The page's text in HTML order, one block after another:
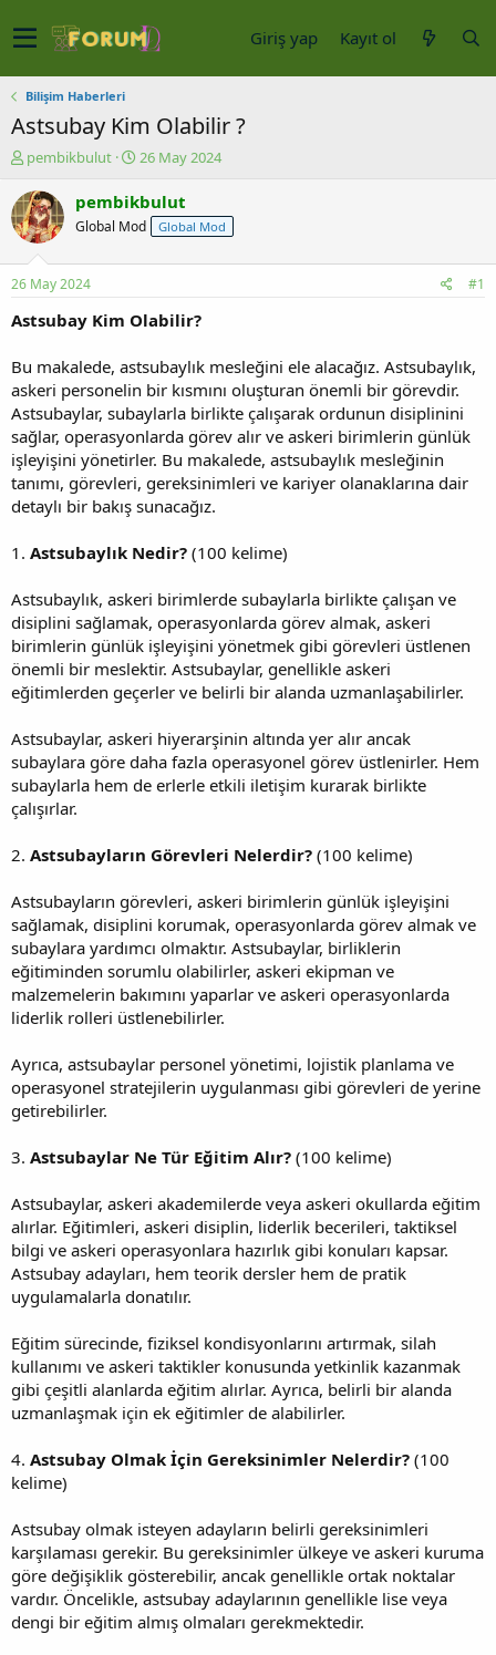
Giriş yap Kayıt ol
Bilişim Haberleri
Astsubay Kim Olabilir ?
K
n
u
y
b
a
ş
t
a
n
pembikbulut
B
ş
a
ç
r
i
h
i
26 May 2024
pembikbulut
Global Mod Global Mod
26 May 2024 #1
Astsubay Kim Olabilir?
Bu makalede, astsubaylık mesleğini ele alacağız. Astsubaylık,
askeri personelin bir kısmını oluşturan önemli bir görevdir.
Astsubaylar, subaylarla birlikte çalışarak ordunun disiplinini
sağlar, operasyonlarda görev alır ve askeri birimlerin günlük
işleyişini yönetirler. Bu makalede, astsubaylık mesleğinin
tanımı, görevleri, gereksinimleri ve kariyer olanaklarına dair
detaylı bir bakış sunacağız.
1. Astsubaylık Nedir? (100 kelime)
Astsubaylık, askeri birimlerde subaylarla birlikte çalışan ve
disiplini sağlamak, operasyonlarda görev almak, askeri
birimlerin günlük işleyişini yönetmek gibi görevleri üstlenen
önemli bir meslektir. Astsubaylar, genellikle askeri
eğitimlerden geçerler ve belirli bir alanda uzmanlaşabilirler.
Astsubaylar, askeri hiyerarşinin altında yer alır ancak
subaylara göre daha fazla operasyonel görev üstlenirler. Hem
subaylarla hem de erlerle etkili iletişim kurarak birlikte
çalışırlar.
2. Astsubayların Görevleri Nelerdir? (100 kelime)
Astsubayların görevleri, askeri birimlerin günlük işleyişini
sağlamak, disiplini korumak, operasyonlarda görev almak ve
subaylara yardımcı olmaktır. Astsubaylar, birliklerin
eğitiminden sorumlu olabilirler, askeri ekipman ve
malzemelerin bakımını yaparlar ve askeri operasyonlarda
liderlik rolleri üstlenebilirler.
Ayrıca, astsubaylar personel yönetimi, lojistik planlama ve
operasyonel stratejilerin uygulanması gibi görevleri de yerine
getirebilirler.
3. Astsubaylar Ne Tür Eğitim Alır? (100 kelime)
Astsubaylar, askeri akademilerde veya askeri okullarda eğitim
alırlar. Eğitimleri, askeri disiplin, liderlik becerileri, taktiksel
bilgi ve askeri operasyonlara hazırlık gibi konuları kapsar.
Astsubay adayları, hem teorik dersler hem de pratik
uygulamalarla donatılır.
Eğitim sürecinde, fiziksel kondisyonlarını artırmak, silah
kullanımı ve askeri taktikler konusunda yetkinlik kazanmak
gibi çeşitli alanlarda eğitim alırlar. Ayrıca, belirli bir alanda
uzmanlaşmak için ek eğitimler de alabilirler.
4. Astsubay Olmak İçin Gereksinimler Nelerdir? (100
kelime)
Astsubay olmak isteyen adayların belirli gereksinimleri
karşılaması gerekir. Bu gereksinimler ülkeye ve askeri kuruma
göre değişiklik gösterebilir, ancak genellikle ortak noktalar
vardır. Öncelikle, astsubay adaylarının genellikle lise veya
dengi bir eğitim almış olmaları gerekmektedir.